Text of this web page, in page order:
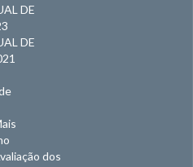
DE
DE
dos